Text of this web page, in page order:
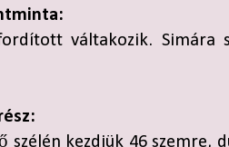
váltakozik.
szélén kezdjük 46